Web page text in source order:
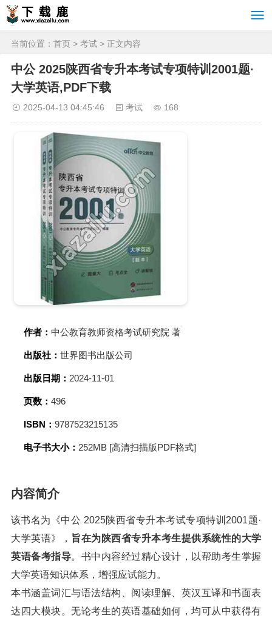
当前位置： 首页 > 考试 > 正文内容
中公 2025陕西省专升本考试专项特训2001题·
大学英语,PDF下载
2025-04-13 04:45:46 考试 168
作者： 中公教育教师资格考试研究院 著
出版社： 世界图书出版公司
出版日期： 2024-11-01
页数： 496
ISBN： 9787523215135
电子书大小： 252MB [高清扫描版PDF格式]
内容简介
该书名为《中公 2025陕西省专升本考试专项特训2001题·
大学英语》， 旨在为陕西省专升本考生提供系统性的大学
英语备考指导。书中内容经过精心设计，以帮助考生掌握
大学英语知识体系，增强应试能力。
本书涵盖词汇与语法结构、阅读理解、英汉互译和书面表
达四大模块。无论考生的英语基础如何，均可从中获得有